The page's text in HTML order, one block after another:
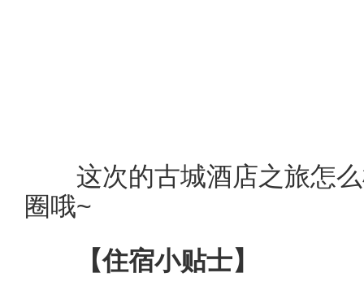
这次的古城酒店之旅怎么
圈哦~
【住宿小贴士】